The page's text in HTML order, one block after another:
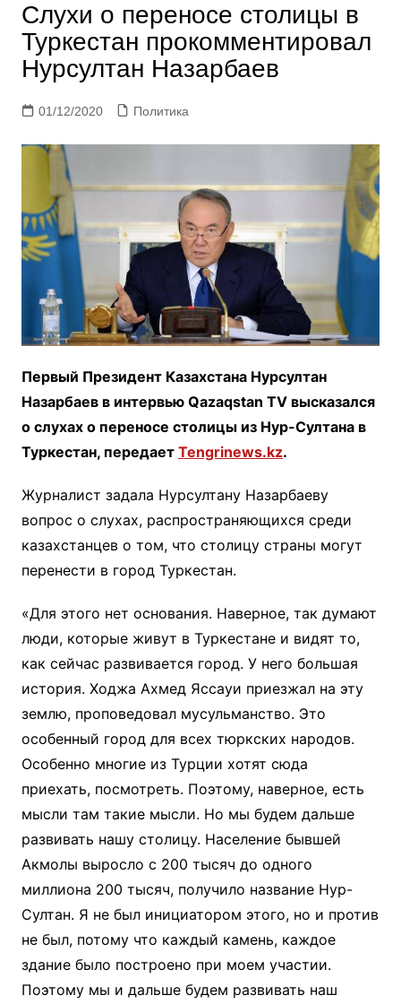
Слухи о переносе столицы в
Туркестан прокомментировал
Нурсултан Назарбаев
01/12/2020 Политика
Первый Президент Казахстана Нурсултан
Назарбаев в интервью Qazaqstan TV высказался
о слухах о переносе столицы из Нур-Султана в
Туркестан, передает Tengrinews.kz.
Журналист задала Нурсултану Назарбаеву
вопрос о слухах, распространяющихся среди
казахстанцев о том, что столицу страны могут
перенести в город Туркестан.
«Для этого нет основания. Наверное, так думают
люди, которые живут в Туркестане и видят то,
как сейчас развивается город. У него большая
история. Ходжа Ахмед Яссауи приезжал на эту
землю, проповедовал мусульманство. Это
особенный город для всех тюркских народов.
Особенно многие из Турции хотят сюда
приехать, посмотреть. Поэтому, наверное, есть
мысли там такие мысли. Но мы будем дальше
развивать нашу столицу. Население бывшей
Акмолы выросло с 200 тысяч до одного
миллиона 200 тысяч, получило название Нур-
Султан. Я не был инициатором этого, но и против
не был, потому что каждый камень, каждое
здание было построено при моем участии.
Поэтому мы и дальше будем развивать наш